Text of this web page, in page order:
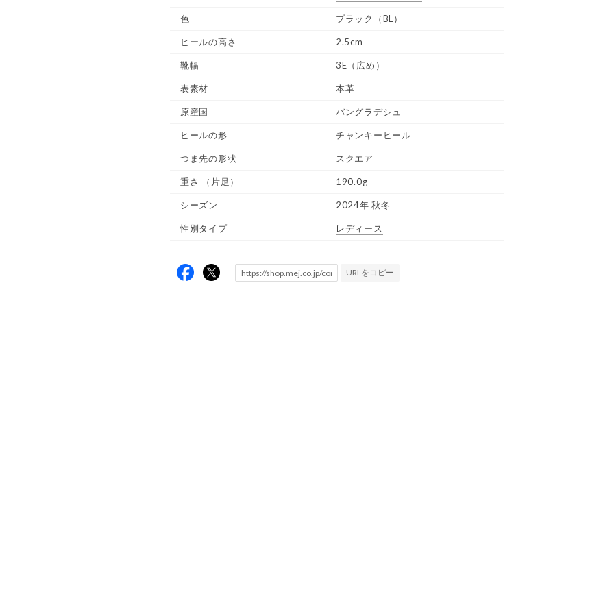
色 ブラック（BL）
ヒールの高さ 2.5cm
靴幅 3E（広め）
表素材 本革
原産国 バングラデシュ
ヒールの形 チャンキーヒール
つま先の形状 スクエア
重さ （片足） 190.0g
シーズン 2024年 秋冬
性別タイプ レディース
URLをコピー